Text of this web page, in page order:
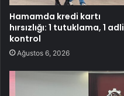
Hamamda kredi kartı
hırsızlığı: 1 tutuklama, 1 adli
kontrol
Ağustos 6, 2026